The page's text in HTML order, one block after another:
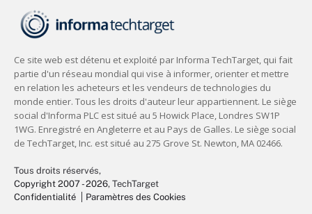
Tous droits réservés,
Copyright 2007 - 2026, TechTarget
Confidentialité
Paramètres des Cookies